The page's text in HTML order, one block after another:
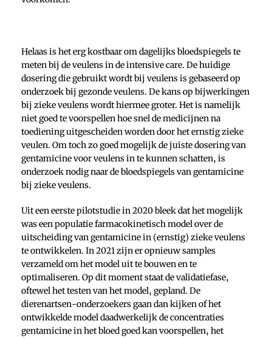
Helaas is het erg kostbaar om dagelijks bloedspiegels te
meten bij de veulens in de intensive care. De huidige
dosering die gebruikt wordt bij veulens is gebaseerd op
onderzoek bij gezonde veulens. De kans op bijwerkingen
bij zieke veulens wordt hiermee groter. Het is namelijk
niet goed te voorspellen hoe snel de medicijnen na
toediening uitgescheiden worden door het ernstig zieke
veulen. Om toch zo goed mogelijk de juiste dosering van
gentamicine voor veulens in te kunnen schatten, is
onderzoek nodig naar de bloedspiegels van gentamicine
bij zieke veulens.
Uit een eerste pilotstudie in 2020 bleek dat het mogelijk
was een populatie farmacokinetisch model over de
uitscheiding van gentamicine in (ernstig) zieke veulens
te ontwikkelen. In 2021 zijn er opnieuw samples
verzameld om het model uit te bouwen en te
optimaliseren. Op dit moment staat de validatiefase,
oftewel het testen van het model, gepland. De
dierenartsen-onderzoekers gaan dan kijken of het
ontwikkelde model daadwerkelijk de concentraties
gentamicine in het bloed goed kan voorspellen, het